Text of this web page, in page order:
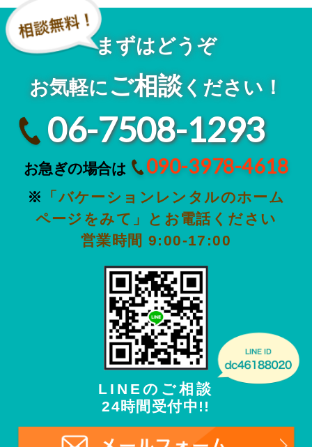
まずはどうぞ
お気軽にご相談 ください！
06-7508-1293
お急ぎの場合は 090-3978-4618
※
「バケーションレンタルのホーム
ページをみて」とお電話ください
営業時間 9:00-17:00
LINEのご相談
24時間受付中!!